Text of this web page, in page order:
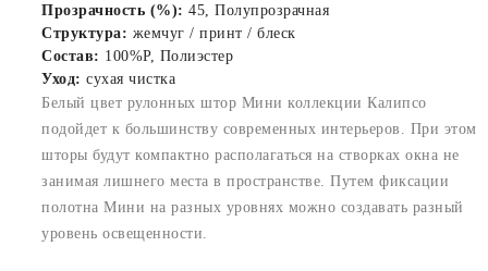
Прозрачность (%): 45, Полупрозрачная
Структура: жемчуг / принт / блеск
Состав: 100%P, Полиэстер
Уход: сухая чистка
Белый цвет рулонных штор Мини коллекции Калипсо
подойдет к большинству современных интерьеров. При этом
шторы будут компактно располагаться на створках окна не
занимая лишнего места в пространстве. Путем фиксации
полотна Мини на разных уровнях можно создавать разный
уровень освещенности.